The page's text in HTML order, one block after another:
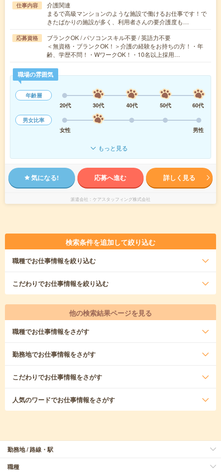
仕事内容
介護関連
まるで高級マンションのような施設で働けるお仕事です！で
きたばかりの施設が多く、利用者さんの要介護度も…
応募資格
ブランクOK / パソコンスキル不要 / 英語力不要
＜無資格・ブランクOK！＞介護の経験をお持ちの方！・年
齢、学歴不問！・WワークOK！・10名以上採用…
職場の雰囲気
年齢層
20代
30代 40代 50代
60代
男女比率
女性
男性
もっと見る
気になる! 応募へ進む 詳しく見る
派遣会社 ケアスタッフィング株式会社
検索条件を追加して絞り込む
職種でお仕事情報を絞り込む
こだわりでお仕事情報を絞り込む
他の検索結果ページを見る
職種でお仕事情報をさがす
勤務地でお仕事情報をさがす
こだわりでお仕事情報をさがす
人気のワードでお仕事情報をさがす
勤務地 / 路線・駅
職種